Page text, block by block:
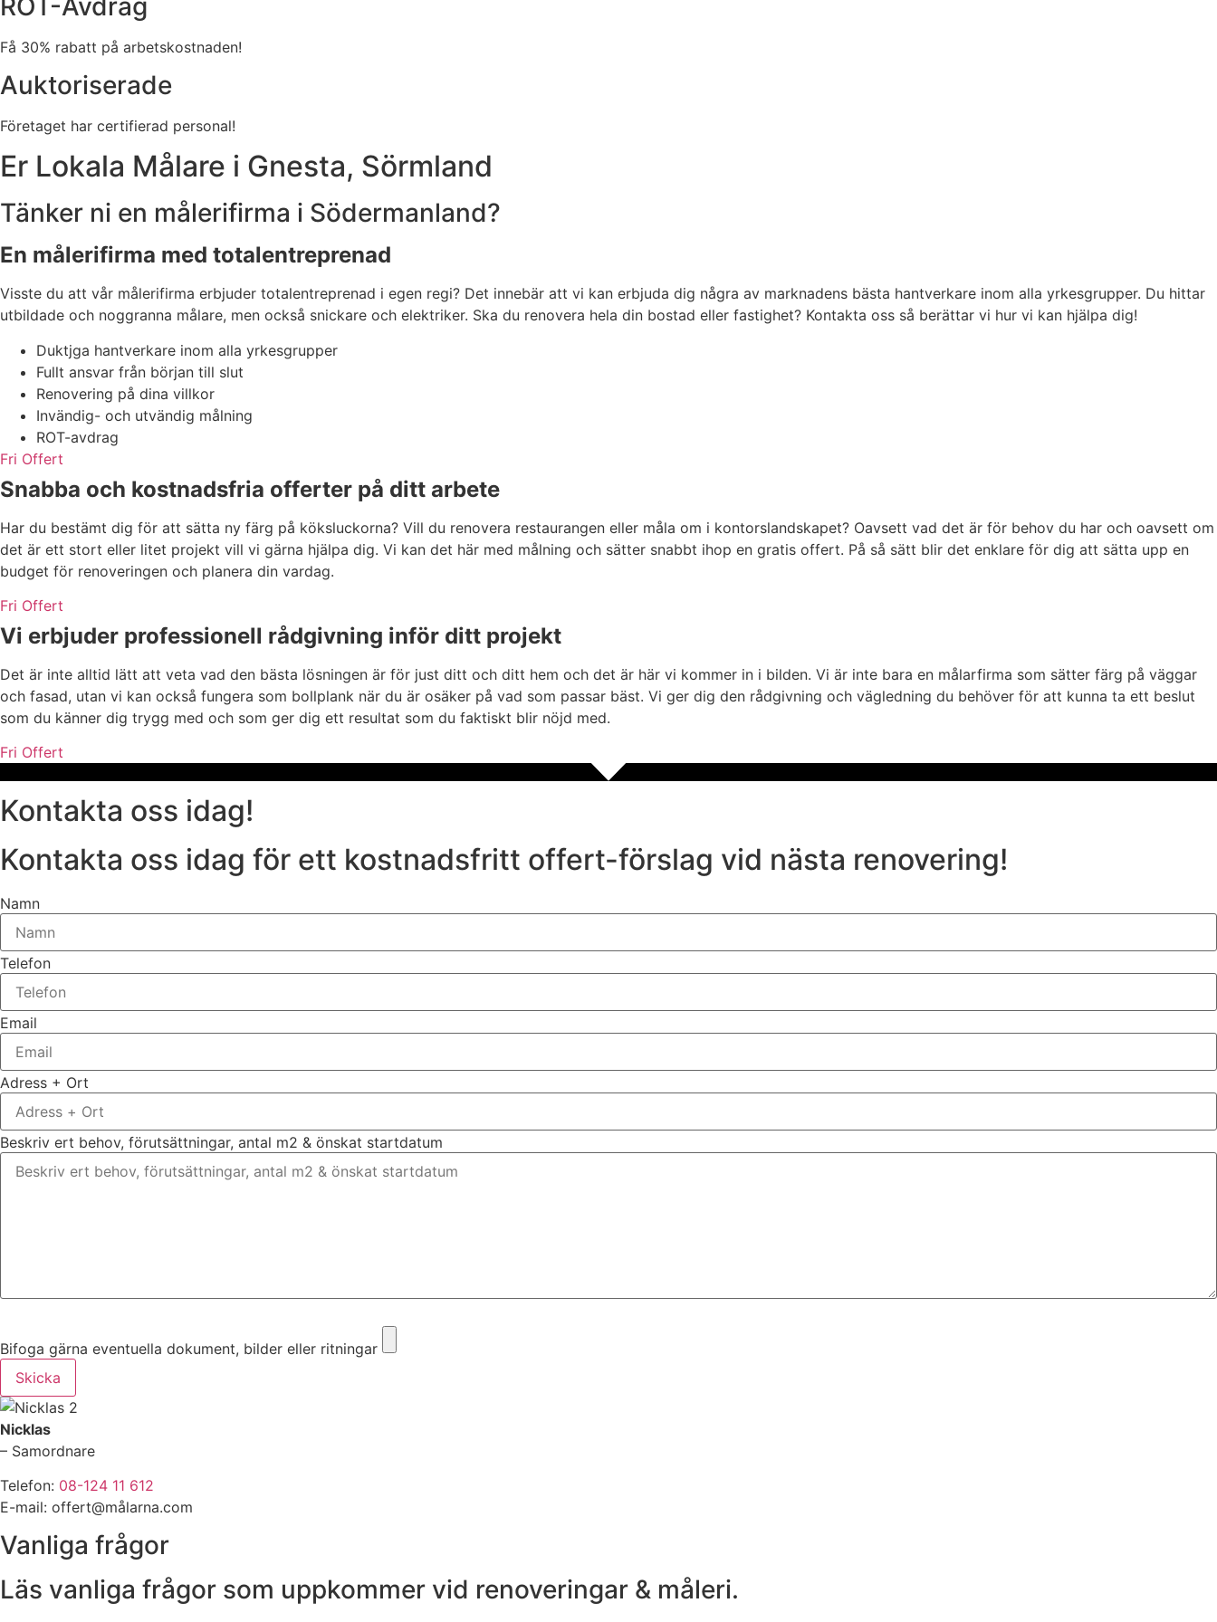
Få 30% rabatt på arbetskostnaden!
Auktoriserade
Företaget har certifierad personal!
Er Lokala Målare i Gnesta, Sörmland
Tänker ni en målerifirma i Södermanland?
En målerifirma med totalentreprenad
Visste du att vår målerifirma erbjuder totalentreprenad i egen regi? Det innebär att vi kan erbjuda dig några av marknadens bästa hantverkare inom alla yrkesgrupper. Du hittar
utbildade och noggranna målare, men också snickare och elektriker. Ska du renovera hela din bostad eller fastighet? Kontakta oss så berättar vi hur vi kan hjälpa dig!
Duktjga hantverkare inom alla yrkesgrupper
Fullt ansvar från början till slut
Renovering på dina villkor
Invändig- och utvändig målning
ROT-avdrag
Fri Offert
Snabba och kostnadsfria offerter på ditt arbete
Har du bestämt dig för att sätta ny färg på köksluckorna? Vill du renovera restaurangen eller måla om i kontorslandskapet? Oavsett vad det är för behov du har och oavsett om
det är ett stort eller litet projekt vill vi gärna hjälpa dig. Vi kan det här med målning och sätter snabbt ihop en gratis offert. På så sätt blir det enklare för dig att sätta upp en
budget för renoveringen och planera din vardag.
Fri Offert
Vi erbjuder professionell rådgivning inför ditt projekt
Det är inte alltid lätt att veta vad den bästa lösningen är för just ditt och ditt hem och det är här vi kommer in i bilden. Vi är inte bara en målarfirma som sätter färg på väggar
och fasad, utan vi kan också fungera som bollplank när du är osäker på vad som passar bäst. Vi ger dig den rådgivning och vägledning du behöver för att kunna ta ett beslut
som du känner dig trygg med och som ger dig ett resultat som du faktiskt blir nöjd med.
Fri Offert
Kontakta oss idag!
Kontakta oss idag för ett kostnadsfritt offert-förslag vid nästa renovering!
Namn
Telefon
Email
Adress + Ort
Beskriv ert behov, förutsättningar, antal m2 & önskat startdatum
Bifoga gärna eventuella dokument, bilder eller ritningar
Skicka
Nicklas
– Samordnare
Telefon: 08-124 11 612
E-mail: offert@målarna.com
Vanliga frågor
Läs vanliga frågor som uppkommer vid renoveringar & måleri.